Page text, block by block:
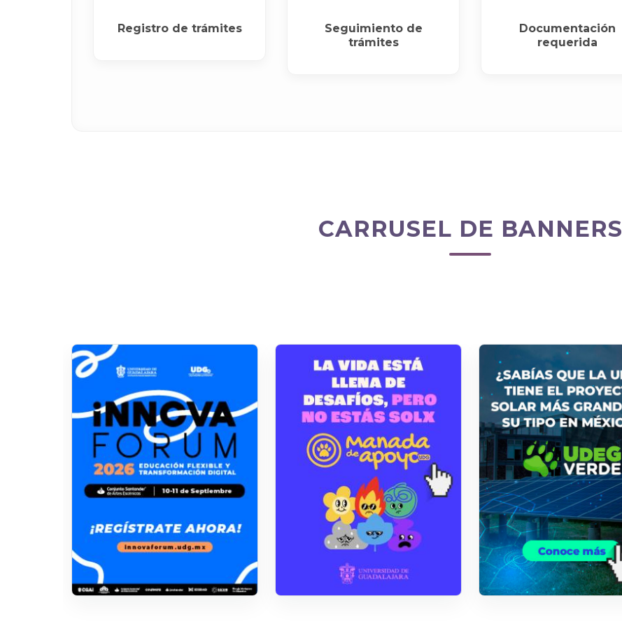
Registro de trámites
Seguimiento de
trámites
Documentación
requerida
CARRUSEL DE BANNERS